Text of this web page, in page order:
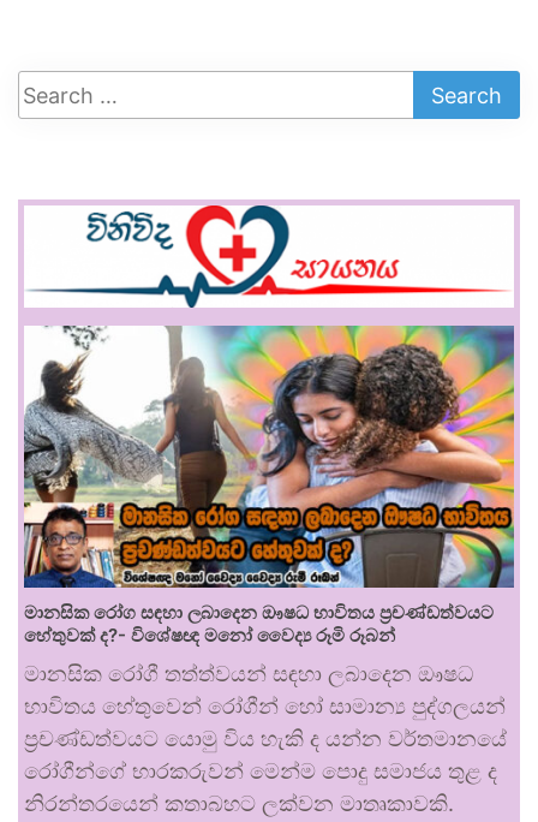
මානසික රෝග සඳහා ලබාදෙන ඖෂධ භාවිතය ප්‍රචණ්ඩත්වයට
හේතුවක් ද?- විශේෂඥ මනෝ වෛද්‍ය රූමි රූබන්
මානසික රෝගී තත්ත්වයන් සඳහා ලබාදෙන ඖෂධ
භාවිතය හේතුවෙන් රෝගීන් හෝ සාමාන්‍ය පුද්ගලයන්
ප්‍රචණ්ඩත්වයට යොමු විය හැකි ද යන්න වර්තමානයේ
රෝගීන්ගේ භාරකරුවන් මෙන්ම පොදු සමාජය තුළ ද
නිරන්තරයෙන් කතාබහට ලක්වන මාතෘකාවකි.